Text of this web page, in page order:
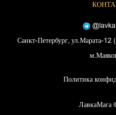
Санкт-Петербург, ул.Марата-12
Политика
ЛавкаМага